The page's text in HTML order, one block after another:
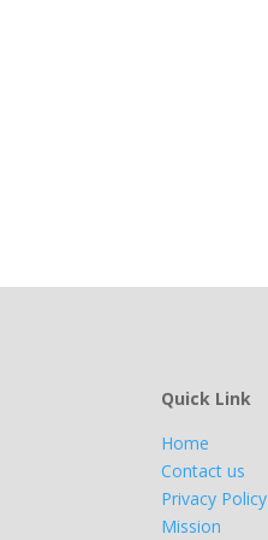
Quick Link
Home
Contact us
Privacy Policy
Mission